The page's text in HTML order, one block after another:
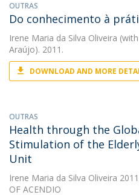
OUTRAS
Do conhecimento à
Irene Maria da Silva Oliveira
Araújo). 2011.
DOWNLOAD AND MORE
OUTRAS
Health through the
Stimulation of the
Unit
Irene Maria da Silva Oliveira
OF ACENDIO